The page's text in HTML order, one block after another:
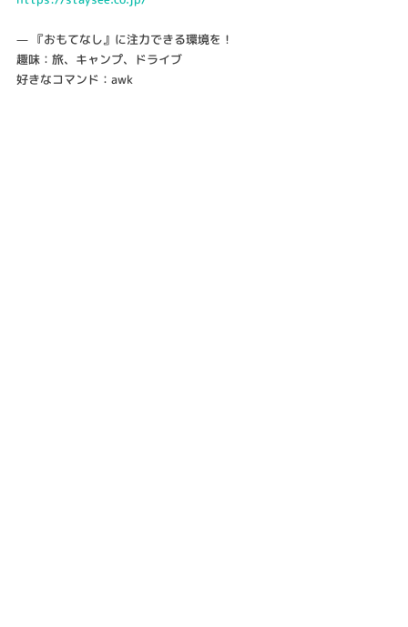
— 『おもてなし』に注力できる環境を！
趣味：旅、キャンプ、ドライブ
好きなコマンド：awk